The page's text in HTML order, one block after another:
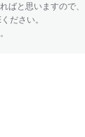
ばと思いますので、
ださい。